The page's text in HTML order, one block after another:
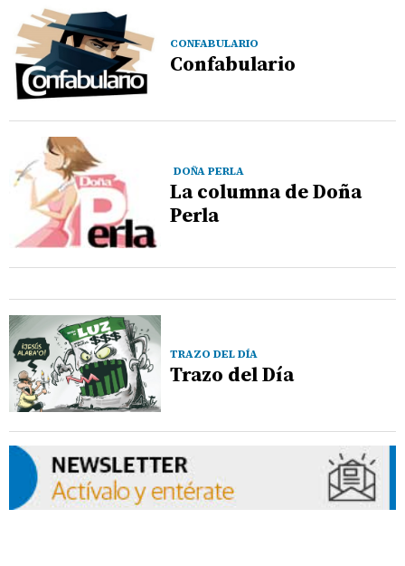
CONFABULARIO
Confabulario
DOÑA PERLA
La columna de Doña
Perla
TRAZO DEL DÍA
Trazo del Día